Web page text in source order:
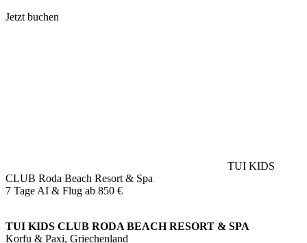
Jetzt buchen
TUI KIDS
CLUB Roda Beach Resort & Spa
7 Tage AI & Flug ab 850 €
TUI KIDS CLUB RODA BEACH RESORT & SPA
Korfu & Paxi, Griechenland